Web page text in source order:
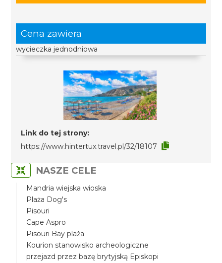
Cena zawiera
wycieczka jednodniowa
Link do tej strony:
https://www.hintertux.travel.pl/32/18107
NASZE CELE
Mandria wiejska wioska
Plaża Dog's
Pisouri
Cape Aspro
Pisouri Bay plaża
Kourion stanowisko archeologiczne
przejazd przez bazę brytyjską Episkopi